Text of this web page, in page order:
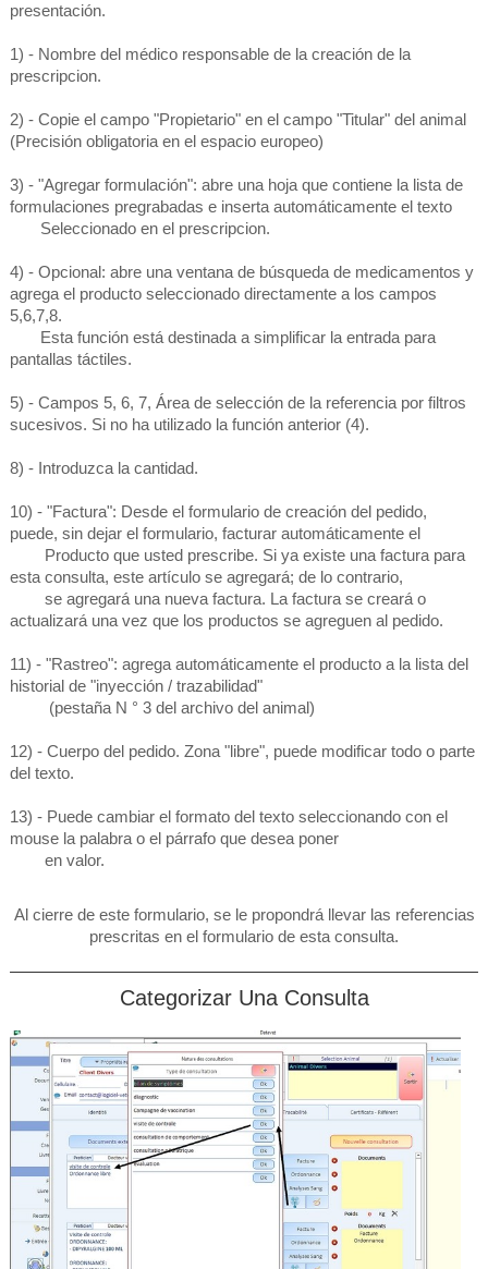
presentación.
1) - Nombre del médico responsable de la creación de la
prescripcion.
2) - Copie el campo "Propietario" en el campo "Titular" del animal
(Precisión obligatoria en el espacio europeo)
3) - "Agregar formulación": abre una hoja que contiene la lista de
formulaciones pregrabadas e inserta automáticamente el texto
Seleccionado en el prescripcion.
4) - Opcional: abre una ventana de búsqueda de medicamentos y
agrega el producto seleccionado directamente a los campos
5,6,7,8.
Esta función está destinada a simplificar la entrada para
pantallas táctiles.
5) - Campos 5, 6, 7, Área de selección de la referencia por filtros
sucesivos. Si no ha utilizado la función anterior (4).
8) - Introduzca la cantidad.
10) - "Factura": Desde el formulario de creación del pedido,
puede, sin dejar el formulario, facturar automáticamente el
Producto que usted prescribe. Si ya existe una factura para
esta consulta, este artículo se agregará; de lo contrario,
se agregará una nueva factura. La factura se creará o
actualizará una vez que los productos se agreguen al pedido.
11) - "Rastreo": agrega automáticamente el producto a la lista del
historial de "inyección / trazabilidad"
(pestaña N ° 3 del archivo del animal)
12) - Cuerpo del pedido. Zona "libre", puede modificar todo o parte
del texto.
13) - Puede cambiar el formato del texto seleccionando con el
mouse la palabra o el párrafo que desea poner
en valor.
Al cierre de este formulario, se le propondrá llevar las referencias
prescritas en el formulario de esta consulta.
Categorizar Una Consulta